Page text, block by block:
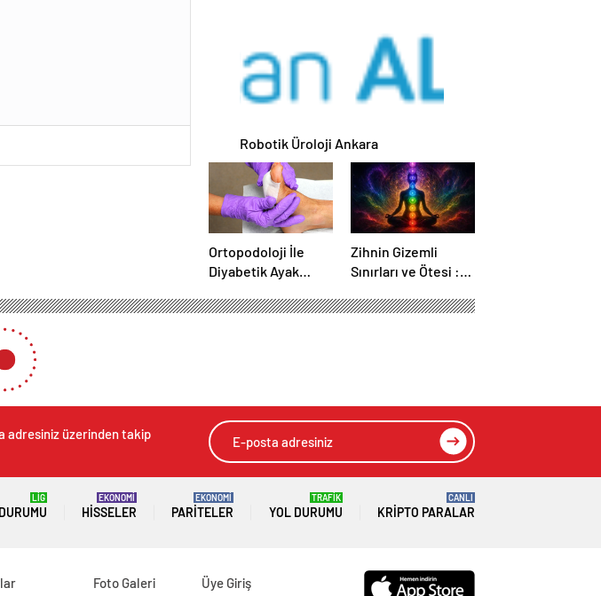
Robotik Üroloji Ankara
Ortopodoloji İle
Diyabetik Ayak
Zihnin Gizemli
Sınırları ve Ötesi :
adresiniz üzerinden takip
LİG
HISSELER
EKONOMİ
PARITELER
EKONOMİ
YOL DURUMU
TRAFİK
KRIPTO PARALAR
CANLI
Foto Galeri Üye Giriş